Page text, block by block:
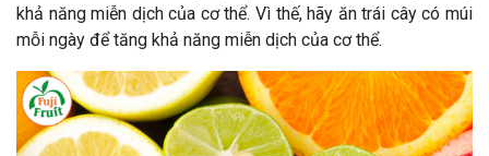
khả năng miễn dịch của cơ thể. Vì thế, hãy ăn trái cây có múi
mỗi ngày để tăng khả năng miễn dịch của cơ thể.